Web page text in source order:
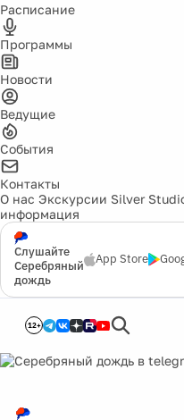
Расписание
Программы
Новости
Ведущие
События
Контакты
О нас Экскурсии Silver
информация
Слушайте
Серебряный
дождь
App Store
12+